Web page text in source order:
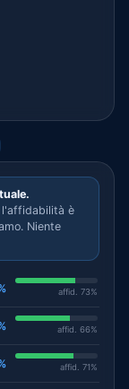
l'affidabilità è
Niente
affid. 73%
affid. 66%
affid. 71%